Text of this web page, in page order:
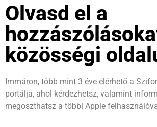
Olvasd el a
közösségi
Immáron, több mint 3 éve elérhető a
portálja, ahol kérdezhetsz, valamint
megoszthatsz a többi Apple